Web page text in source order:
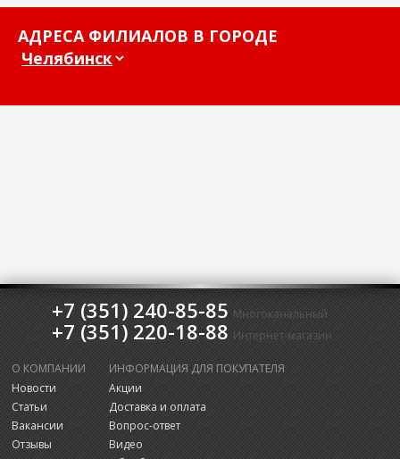
АДРЕСА ФИЛИАЛОВ В ГОРОДЕ
+7 (351) 240-85-85 Многоканальный
+7 (351) 220-18-88 Интернет-магазин
О КОМПАНИИ
Новости
Статьи
Вакансии
Отзывы
ИНФОРМАЦИЯ ДЛЯ ПОКУПАТЕЛЯ
Акции
Доставка и оплата
Вопрос-ответ
Видео